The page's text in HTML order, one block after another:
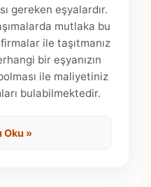
gereken eşyalardır.
mutlaka bu
ile taşıtmanız
bir eşyanızın
ile maliyetiniz
bulabilmektedir.
Oku »